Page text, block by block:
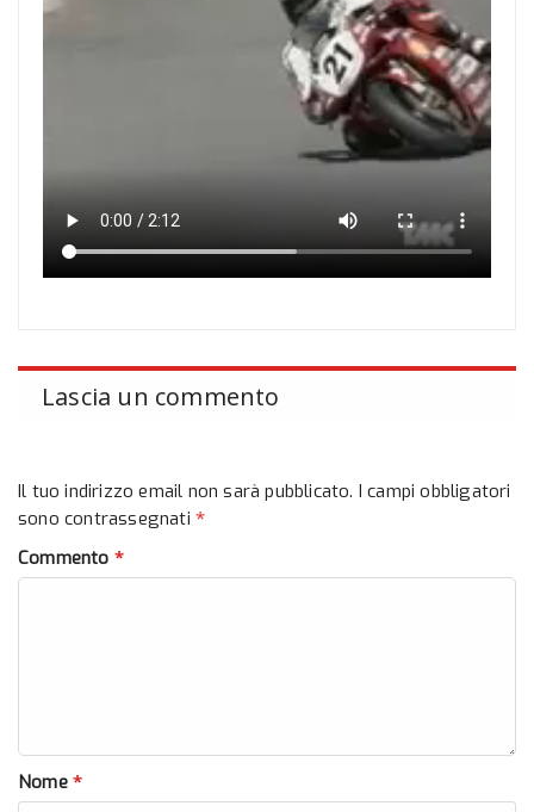
Lascia un commento
Il tuo indirizzo email non sarà pubblicato. I campi obbligatori
sono contrassegnati *
Commento *
Nome *